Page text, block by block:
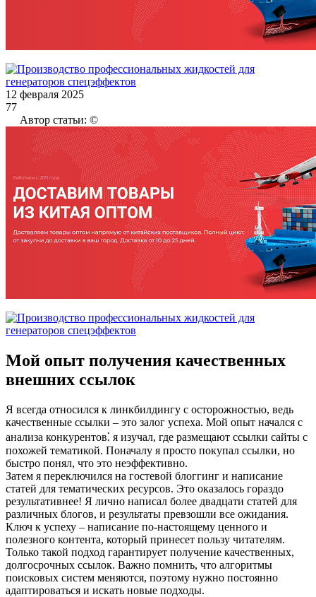
12 февраля 2025
77
Автор статьи: ©
Мой опыт получения качественных
внешних ссылок
Я всегда относился к линкбилдингу с осторожностью, ведь
качественные ссылки – это залог успеха. Мой опыт начался с
анализа конкурентов⁚ я изучал, где размещают ссылки сайты с
похожей тематикой. Поначалу я просто покупал ссылки, но
быстро понял, что это неэффективно.
Затем я переключился на гостевой блоггинг и написание
статей для тематических ресурсов. Это оказалось гораздо
результативнее! Я лично написал более двадцати статей для
различных блогов, и результаты превзошли все ожидания.
Ключ к успеху – написание по-настоящему ценного и
полезного контента, который принесет пользу читателям.
Только такой подход гарантирует получение качественных,
долгосрочных ссылок. Важно помнить, что алгоритмы
поисковых систем меняются, поэтому нужно постоянно
адаптироваться и искать новые подходы.